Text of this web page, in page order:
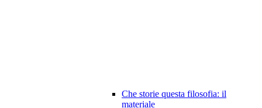
Che storie questa filosofia: il
materiale